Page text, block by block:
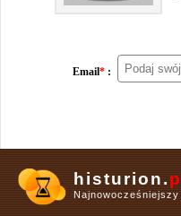
Email* :
histurion.pl